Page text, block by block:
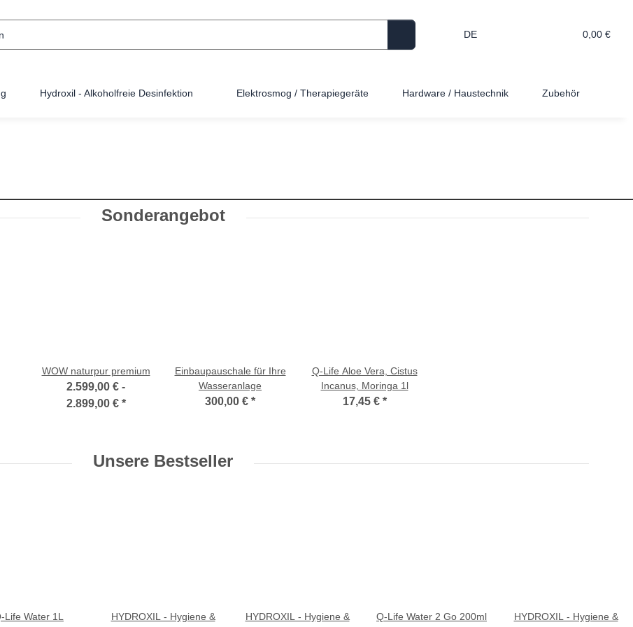
DE 0,00 €
Hydroxil - Alkoholfreie Desinfektion Elektrosmog / Therapiegeräte Hardware / Haustechnik Zubehör
Sonderangebot
WOW naturpur premium
2.599,00 € -
2.899,00 € *
Einbaupauschale für Ihre
Wasseranlage
300,00 € *
Q-Life Aloe Vera, Cistus
Incanus, Moringa 1l
17,45 € *
Unsere Bestseller
Life Water 1L
HYDROXIL - Hygiene &
HYDROXIL - Hygiene &
Q-Life Water 2 Go 200ml
HYDROXIL - Hygiene &